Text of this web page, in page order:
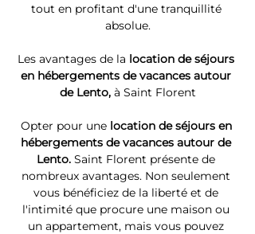
tout en profitant d'une tranquillité
absolue.
Les avantages de la location de séjours
en hébergements de vacances autour
de Lento, à Saint Florent
Opter pour une location de séjours en
hébergements de vacances autour de
Lento. Saint Florent présente de
nombreux avantages. Non seulement
vous bénéficiez de la liberté et de
l'intimité que procure une maison ou
un appartement, mais vous pouvez